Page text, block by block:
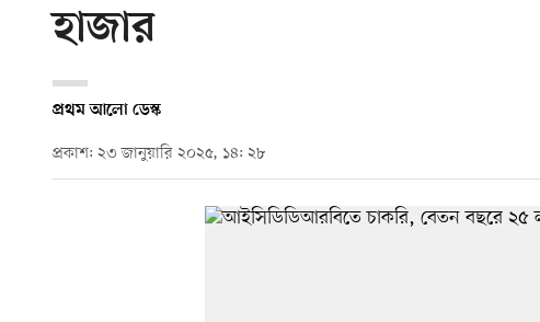
হাজার
প্রথম আলো ডেস্ক
প্রকাশ: ২৩ জানুয়ারি ২০২৫, ১৪: ২৮